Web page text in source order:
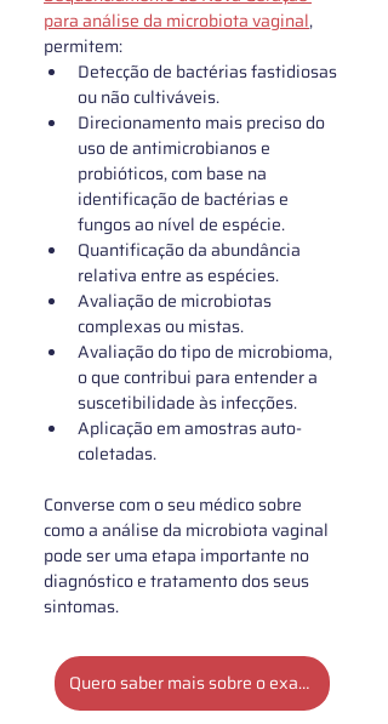
para análise da microbiota vaginal,
permitem:
Detecção de bactérias fastidiosas
ou não cultiváveis.
Direcionamento mais preciso do
uso de antimicrobianos e
probióticos, com base na
identificação de bactérias e
fungos ao nível de espécie.
Quantificação da abundância
relativa entre as espécies.
Avaliação de microbiotas
complexas ou mistas.
Avaliação do tipo de microbioma,
o que contribui para entender a
suscetibilidade às infecções.
Aplicação em amostras auto-
coletadas.
Converse com o seu médico sobre
como a análise da microbiota vaginal
pode ser uma etapa importante no
diagnóstico e tratamento dos seus
sintomas.
Quero saber mais sobre o exame de microbiota